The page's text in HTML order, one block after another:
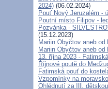
2024) (06.02.2024)
Pouť Nový Jeruzalém -
Poutní místo Filipov -
Pozvánka -
(15.12.2023)
Mariin Obyčtov aneb
Mariin Obyčtov aneb
13. října 2023 -
Říjnové poutě do
Fatimská pouť do
Vzpomínky na
Ohlédnutí za III.